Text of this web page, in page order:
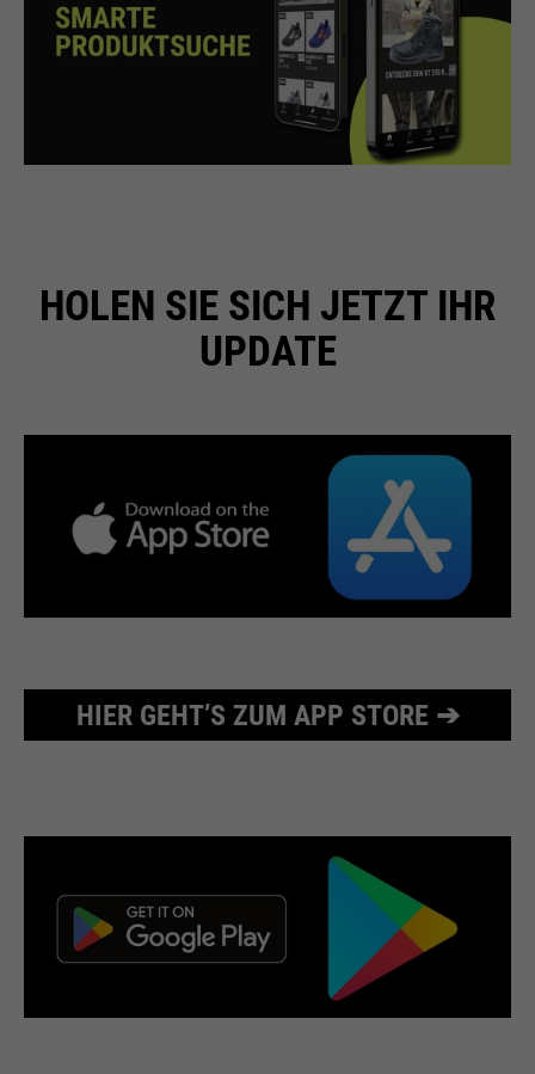
Zweck
Wird zur Begrenzung der Request-
Rate verwendet.
Name
_fbp
Wird für das Facebook Pixel
benutzt.
HOLEN SIE SICH JETZT IHR
UPDATE
HIER GEHT’S ZUM APP STORE ➔